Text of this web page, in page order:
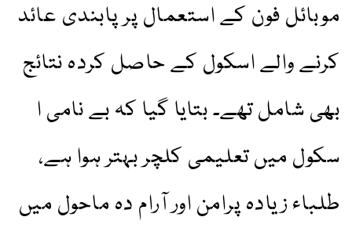
موبائل فون کے استعمال پر پابندی عائد
کرنے والے اسکول کے حاصل کردہ نتائج
بھی شامل تھے۔ بتایا گیا کہ بے نامی ا
سکول میں تعلیمی کلچر بہتر ہوا ہے،
طلباء زیادہ پرامن اور آرام دہ ماحول میں